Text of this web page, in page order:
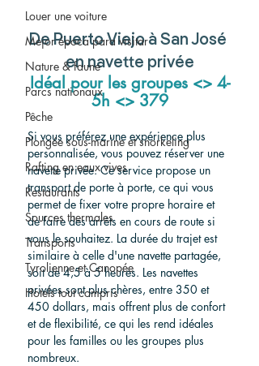
Louer une voiture
Mejor época para visitar
Nature & faune
Parcs nationaux
Pêche
Plongée sous-marine et snorkeling
Rafting en eaux vives
Restaurants
Sources thermales
Transports
Tyrolienne et Canopée
Hotels tout compris
De Puerto Viejo à San José
en navette privée
Idéal pour les groupes <> 4-
5h <> 379
Si vous préférez une expérience plus
personnalisée, vous pouvez réserver une
navette privée. Ce service propose un
transport de porte à porte, ce qui vous
permet de fixer votre propre horaire et
de faire des arrêts en cours de route si
vous le souhaitez. La durée du trajet est
similaire à celle d'une navette partagée,
soit de 4,5 à 5 heures. Les navettes
privées sont plus chères, entre 350 et
450 dollars, mais offrent plus de confort
et de flexibilité, ce qui les rend idéales
pour les familles ou les groupes plus
nombreux.